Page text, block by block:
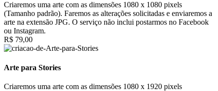
Criaremos uma arte com as dimensões 1080 x 1080 pixels
(Tamanho padrão). Faremos as alterações solicitadas e enviaremos a
arte na extensão JPG. O serviço não inclui postarmos no Facebook
ou Instagram.
R$ 79,00
Arte para Stories
Criaremos uma arte com as dimensões 1080 x 1920 pixels